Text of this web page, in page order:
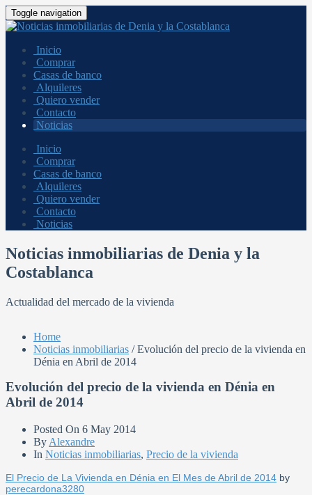
Toggle navigation
Inicio
Comprar
Casas de banco
Alquileres
Quiero vender
Contacto
Noticias
Inicio
Comprar
Casas de banco
Alquileres
Quiero vender
Contacto
Noticias
Noticias inmobiliarias de Denia y la
Costablanca
Actualidad del mercado de la vivienda
Home
Noticias inmobiliarias /Evolución del precio de la vivienda en
Dénia en Abril de 2014
Evolución del precio de la vivienda en Dénia en
Abril de 2014
Posted On 6 May 2014
By Alexandre
In Noticias inmobiliarias, Precio de la vivienda
El Precio de La Vivienda en Dénia en El Mes de Abril de 2014 by
perecardona3280